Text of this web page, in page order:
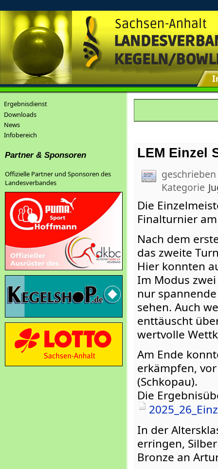
LEM Einzel
Kategorie
Die
Finalturnier
Nach dem
das zweite
Hier konnten
Im Modus
nur
sehen. Auch
enttäuscht
wertvolle
Am Ende
erkämpfen,
(Schkopau).
Die
In der
erringen,
Bronze an
Ergebnisdienst
Downloads
News
Infobereich
Partner & Sponsoren
Offizielle Partner und Sponsoren des
Landesverbandes